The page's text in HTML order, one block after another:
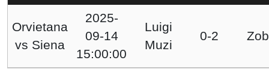
Orvietana
vs Siena
2025-
09-14
15:00:00
Luigi
Muzi
0-2